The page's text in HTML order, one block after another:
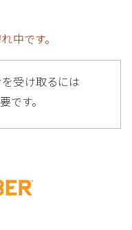
中です。
受け取るには
です。